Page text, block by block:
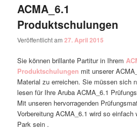
ACMA_6.1
Produktschulungen
Veröffentlicht am27. April 2015
Sie können brillante Partitur in Ihrem
Produktschulungen mit unserer
Material zu erreichen. Sie müssen sich
lesen für Ihre Aruba ACMA_6.1
Mit unseren hervorragenden
Vorbereitung ACMA_6.1 wird so einfach
Park sein .